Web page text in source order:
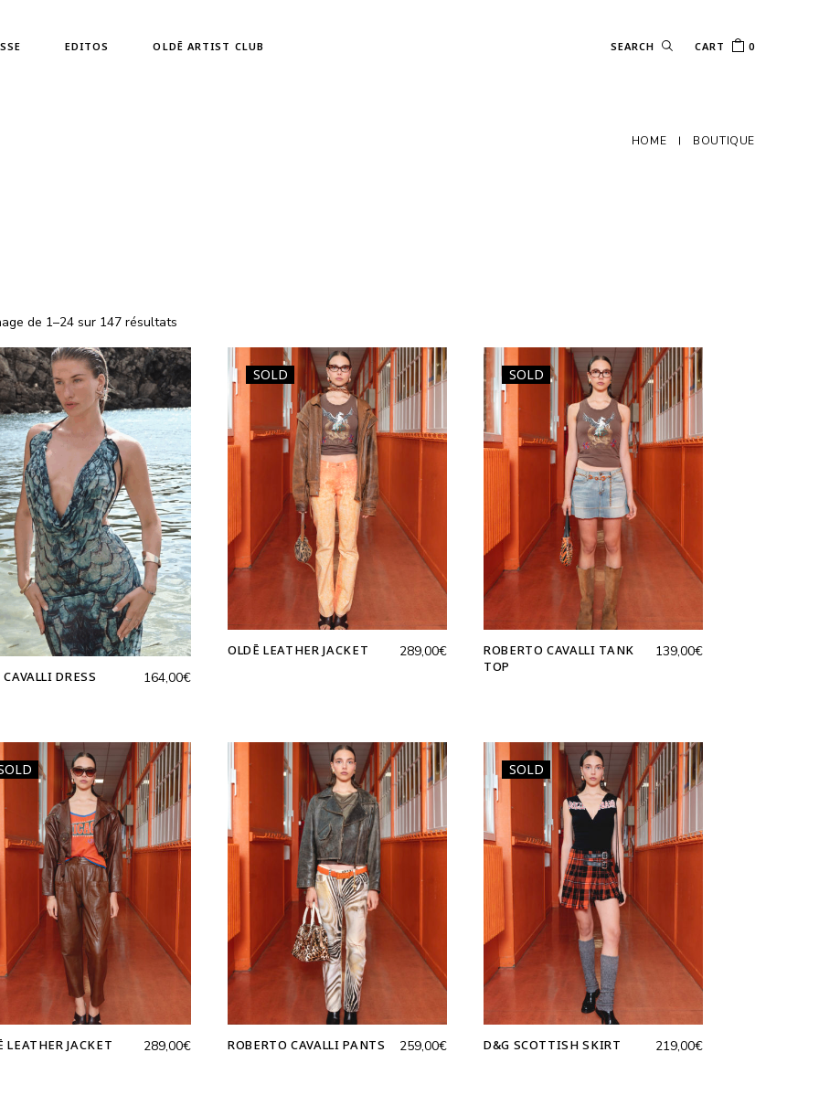
EDITOS OLDĒ ARTIST CLUB CART 0
HOME BOUTIQUE
de 1–24 sur 147 résultats
CAVALLI DRESS 164,00€
SOLD
OLDĒ LEATHER JACKET 289,00€
SOLD
ROBERTO CAVALLI TANK
TOP
139,00€
LEATHER JACKET 289,00€ ROBERTO CAVALLI PANTS 259,00€
SOLD
D&G SCOTTISH SKIRT 219,00€